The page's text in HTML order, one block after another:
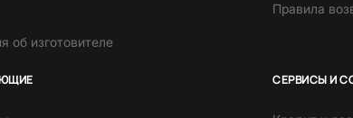
об изготовителе
Правила
СЕРВИСЫ И